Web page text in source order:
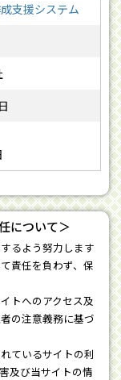
支援システム
について＞
るよう努力します
責任を負わず、保
トへのアクセス及
の注意義務に基づ
ているサイトの利
及び当サイトの情